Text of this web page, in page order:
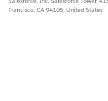
Francisco, CA 94105, United States